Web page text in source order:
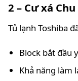
2 – Cư xá
Tủ lạnh Toshiba
Block bắt đầu
Khả năng làm